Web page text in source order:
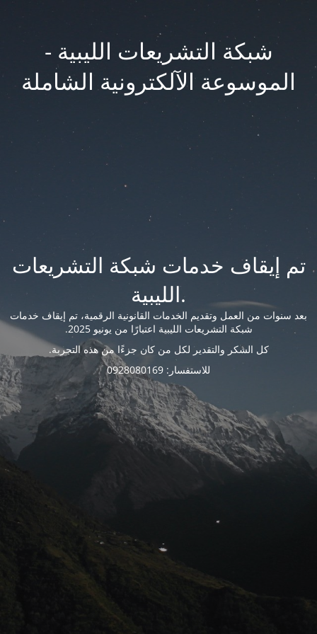
شبكة التشريعات الليبية -
الموسوعة الآلكترونية الشاملة
تم إيقاف خدمات شبكة التشريعات
الليبية.
بعد سنوات من العمل وتقديم الخدمات القانونية الرقمية، تم إيقاف خدمات
شبكة التشريعات الليبية اعتبارًا من يونيو 2025.
كل الشكر والتقدير لكل من كان جزءًا من هذه التجربة.
للاستفسار: 0928080169